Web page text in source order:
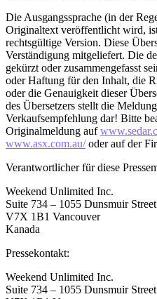
Die Ausgangssprache (in der
Originaltext veröffentlicht wird,
rechtsgültige Version. Diese
Verständigung mitgeliefert. Die
gekürzt oder zusammengefasst
oder Haftung für den Inhalt, die
oder die Genauigkeit dieser
des Übersetzers stellt die
Verkaufsempfehlung dar! Bitte
Originalmeldung auf
www.asx.com.au/oder auf der
Verantwortlicher für diese
Weekend Unlimited Inc.
Suite 734 – 1055 Dunsmuir Street
V7X 1B1 Vancouver
Kanada
Pressekontakt:
Weekend Unlimited Inc.
Suite 734 – 1055 Dunsmuir Street